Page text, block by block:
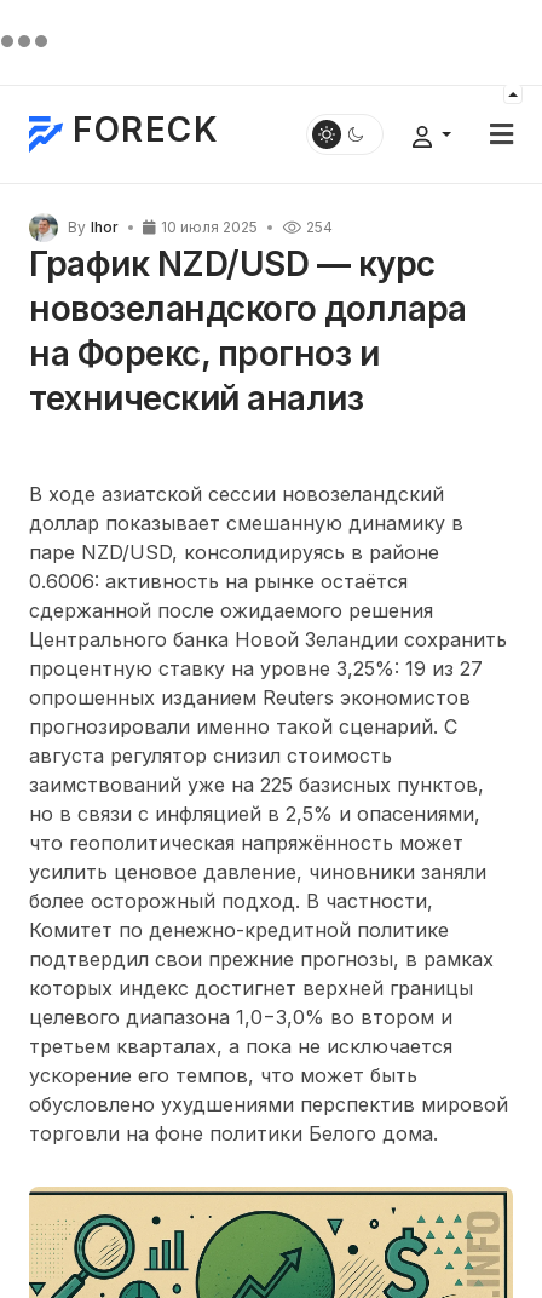
FORECK
By Ihor 10 июля 2025 254
График NZD/USD — курс
новозеландского доллара
на Форекс, прогноз и
технический анализ
В ходе азиатской сессии новозеландский
доллар показывает смешанную динамику в
паре NZD/USD, консолидируясь в районе
0.6006: активность на рынке остаётся
сдержанной после ожидаемого решения
Центрального банка Новой Зеландии сохранить
процентную ставку на уровне 3,25%: 19 из 27
опрошенных изданием Reuters экономистов
прогнозировали именно такой сценарий. С
августа регулятор снизил стоимость
заимствований уже на 225 базисных пунктов,
но в связи с инфляцией в 2,5% и опасениями,
что геополитическая напряжённость может
усилить ценовое давление, чиновники заняли
более осторожный подход. В частности,
Комитет по денежно-кредитной политике
подтвердил свои прежние прогнозы, в рамках
которых индекс достигнет верхней границы
целевого диапазона 1,0−3,0% во втором и
третьем кварталах, а пока не исключается
ускорение его темпов, что может быть
обусловлено ухудшениями перспектив мировой
торговли на фоне политики Белого дома.